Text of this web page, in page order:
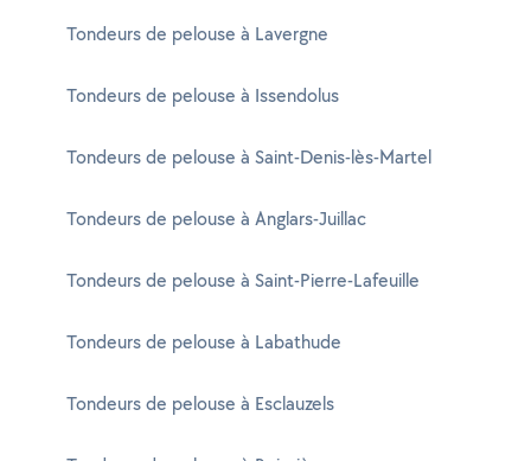
Tondeurs de pelouse à Lavergne
Tondeurs de pelouse à Issendolus
Tondeurs de pelouse à Saint-Denis-lès-Martel
Tondeurs de pelouse à Anglars-Juillac
Tondeurs de pelouse à Saint-Pierre-Lafeuille
Tondeurs de pelouse à Labathude
Tondeurs de pelouse à Esclauzels